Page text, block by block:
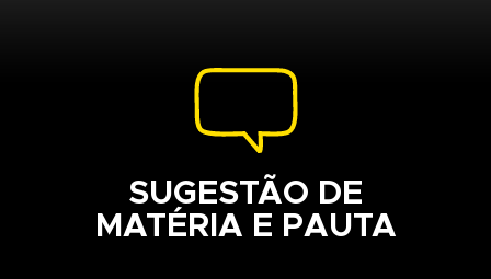
SUGESTÃO DE
MATÉRIA E PAUTA